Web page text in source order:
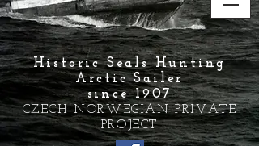
Historic Seals Hunting
Arctic Sailer
since 1907
CZECH-NORWEGIAN PRIVATE
PROJECT